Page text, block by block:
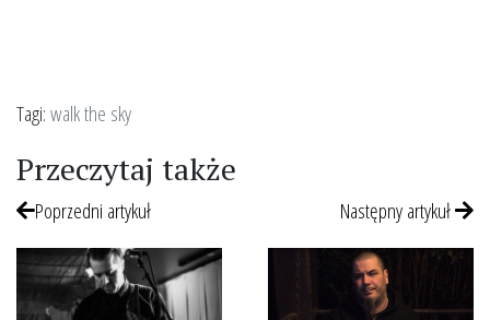
Tagi:walk the sky
Przeczytaj także
Poprzedni artykuł Następny artykuł